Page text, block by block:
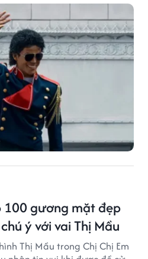
100 gương mặt đẹp
ý với vai Thị Mầu
Thị Mầu trong Chị Chị Em